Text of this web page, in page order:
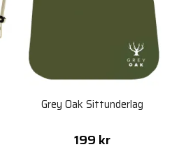
Grey Oak Sittunderlag
199 kr